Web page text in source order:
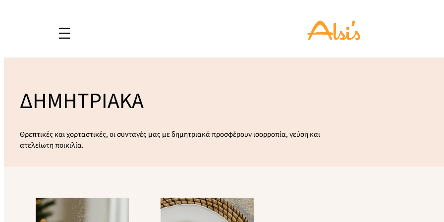
ΔΗΜΗΤΡΙΑΚΑ
Θρεπτικές και χορταστικές, οι συνταγές μας με δημητριακά προσφέρουν ισορροπία, γεύση και
ατελείωτη ποικιλία.